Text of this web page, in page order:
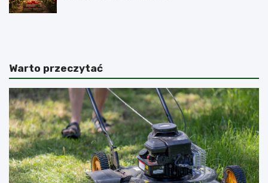
N
p
s
z
e
p
a
r
k
i
n
P
i
a
ń
s
k
i
ż
e
ń
-
Warto przeczytać